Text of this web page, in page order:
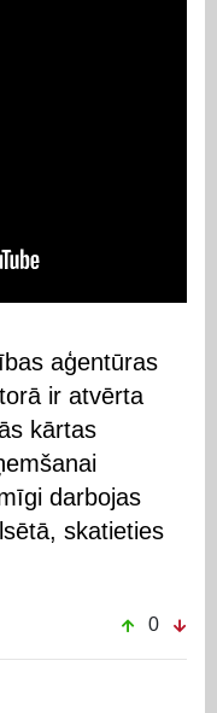
aģentūras
ir atvērta
kārtas
darbojas
skatieties
0